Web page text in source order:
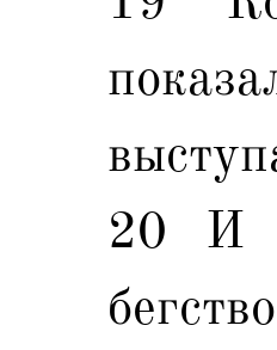
20 И